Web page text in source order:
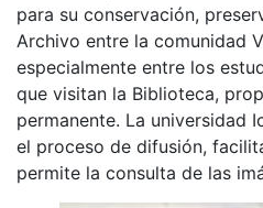
para su conservación,
Archivo entre la comunidad
especialmente entre los
que visitan la Biblioteca,
permanente. La universidad
el proceso de difusión,
permite la consulta de las